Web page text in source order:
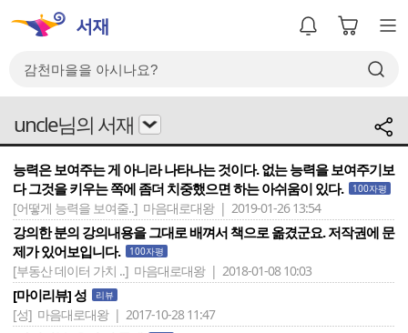
uncle님의 서재
능력은 보여주는 게 아니라 나타나는 것이다. 없는 능력을 보여주기보
다 그것을 키우는 쪽에 좀더 치중했으면 하는 아쉬움이 있다.
100자평
[어떻게 능력을 보여줄..] 마음대로대왕 | 2019-01-26 13:54
강의한 분의 강의내용을 그대로 배껴서 책으로 옮겼군요. 저작권에 문
제가 있어보입니다.
100자평
[부동산 데이터 가치 ..] 마음대로대왕 | 2018-01-08 10:03
[마이리뷰] 성 리뷰
[성] 마음대로대왕 | 2017-10-28 11:47